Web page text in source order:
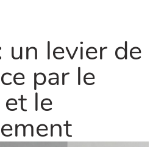
un levier de
par le
le